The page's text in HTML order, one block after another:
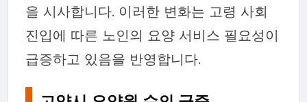
을 시사합니다. 이러한 변화는 고령 사회
진입에 따른 노인의 요양 서비스 필요성이
급증하고 있음을 반영합니다.